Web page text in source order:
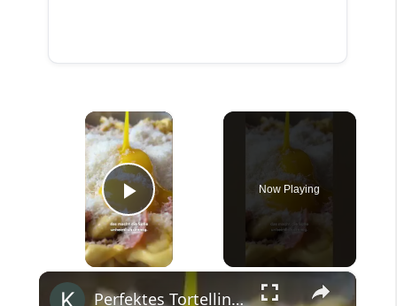
×
Play Video
Now Playing
×
Perfektes Tortellini Feierabend Dinner mit gaaanz viel Parmesan! #shorts